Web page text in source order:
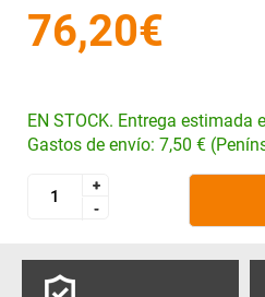
76,20€
EN STOCK. Entrega estimada
Gastos de envío: 7,50 €
+
-
+
-